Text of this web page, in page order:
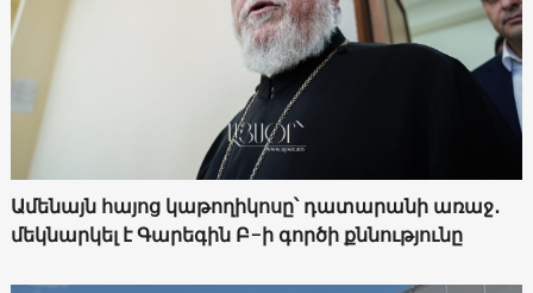
Ամենայն հայոց կաթողիկոսը՝ դատարանի առաջ․
մեկնարկել է Գարեգին Բ-ի գործի քննությունը